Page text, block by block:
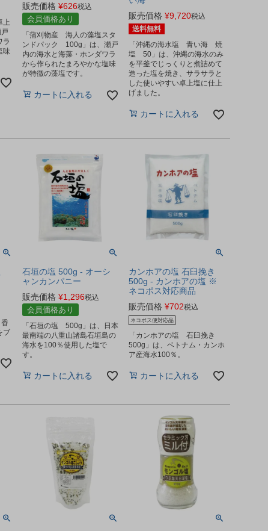
上
ラ
味
販売価格 ¥626税込
会員価格あり
「蒲刈物産 海人の藻塩スタ
ンドパック 100g」は、瀬戸
内の海水と海藻・ホンダワラ
から作られたまろやかな塩味
が特徴の藻塩です。
カートに入れる
販売価格 ¥9,720税込
送料無料
「沖縄の海水塩 青い海 焼
塩 50」は、沖縄の海水のみ
を平釜でじっくりと煮詰めて
造った塩を焼き、サラサラと
した使いやすい卓上塩に仕上
げました。
カートに入れる
ブ
石垣の塩 500g - オーシ
ャンカンパニー
販売価格 ¥1,296税込
会員価格あり
「石垣の塩 500g」は、日本
最南端の八重山諸島石垣島の
海水を100％使用した塩で
す。
カートに入れる
カンホアの塩 石臼挽き
500g - カンホアの塩 ※
ネコポス対応商品
販売価格 ¥702税込
ネコポス便対応品
「カンホアの塩 石臼挽き
500g」は、ベトナム・カンホ
ア産海水100％。
カートに入れる